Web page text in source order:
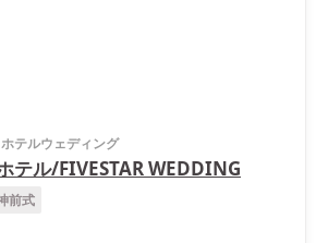
ホテルウェディング
テル/FIVESTAR WEDDING
前式